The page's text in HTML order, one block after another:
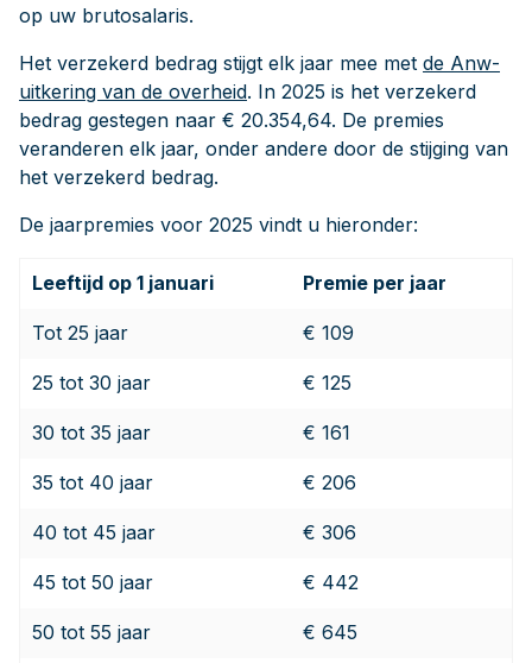
op uw brutosalaris.
Het verzekerd bedrag stijgt elk jaar mee met de Anw-
uitkering van de overheid. In 2025 is het verzekerd
bedrag gestegen naar € 20.354,64. De premies
veranderen elk jaar, onder andere door de stijging van
het verzekerd bedrag.
De jaarpremies voor 2025 vindt u hieronder:
Leeftijd op 1 januari Premie per jaar
Tot 25 jaar € 109
25 tot 30 jaar € 125
30 tot 35 jaar € 161
35 tot 40 jaar € 206
40 tot 45 jaar € 306
45 tot 50 jaar € 442
50 tot 55 jaar € 645